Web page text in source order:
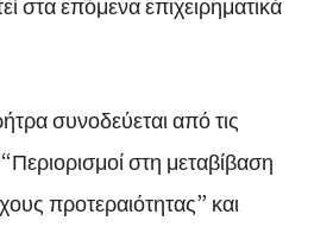
συνοδεύεται από τις
στη μεταβίβαση
προτεραιότητας” και